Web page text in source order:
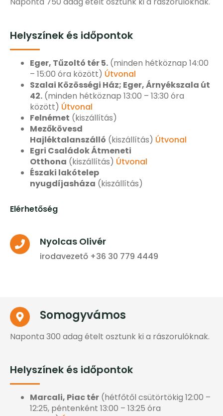
Helyszínek és időpontok
Eger, Tűzoltó tér 5. (minden hétköznap 14:00
– 15:00 óra között) Útvonal
Szalai Közösségi Ház; Eger, Árnyékszala út
42. (minden hétköznap 13:00 – 13:30 óra
között) Útvonal
Felnémet (kiszállítás)
Mezőkövesd
Hajléktalanszálló (kiszállítás) Útvonal
Egri Családok Átmeneti
Otthona (kiszállítás) Útvonal
Északi lakótelep
nyugdíjasháza (kiszállítás)
Elérhetőség
Nyolcas Olivér
irodavezető +36 30 779 4449
Somogyvámos
Naponta 300 adag ételt osztunk ki a rászorulóknak.
Helyszínek és időpontok
Marcali, Piac tér (hétfőtől csütörtökig 12:00 –
12:25, péntenként 13:00 – 13:25 óra